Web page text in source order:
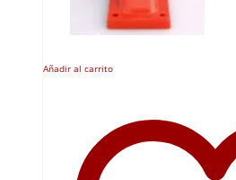
Añadir al carrito